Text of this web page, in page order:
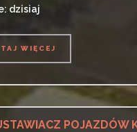
dzisiaj
WIĘCEJ
POJAZDÓW